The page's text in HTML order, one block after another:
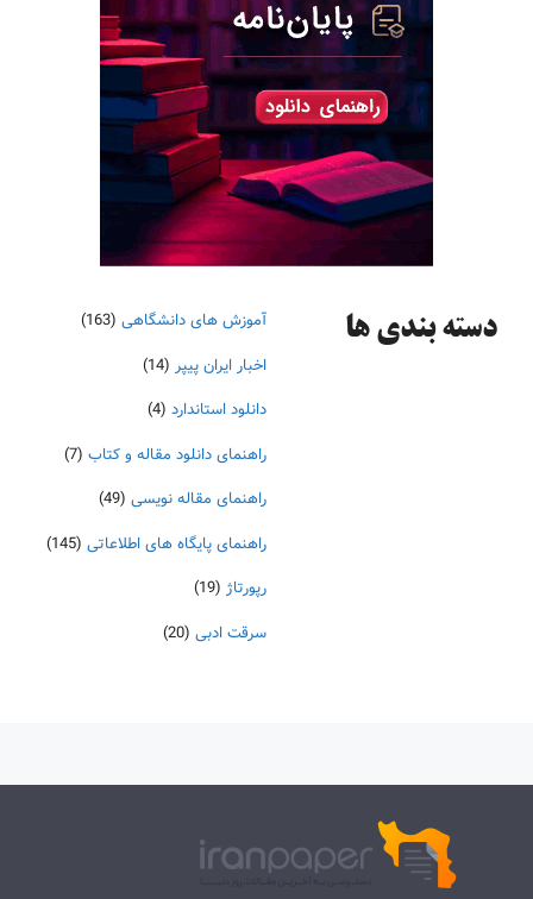
دسته‌ بندی ها آموزش های دانشگاهی (163)
اخبار ایران پیپر (14)
دانلود استاندارد (4)
راهنمای دانلود مقاله و کتاب (7)
راهنمای مقاله نویسی (49)
راهنمای پایگاه های اطلاعاتی (145)
رپورتاژ (19)
سرقت ادبی (20)